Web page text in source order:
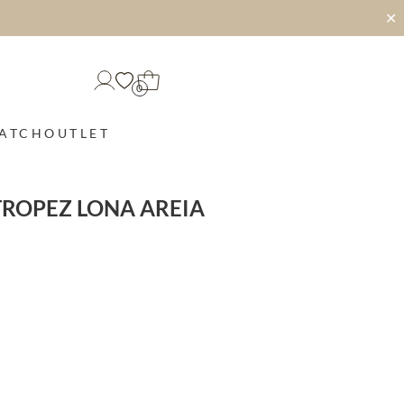
✕
0
OUTLET
LONA AREIA